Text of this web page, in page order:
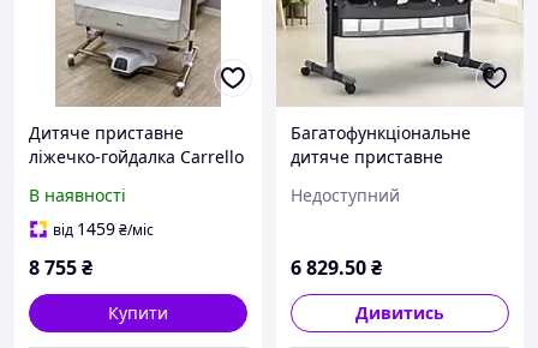
Дитяче приставне
ліжечко-гойдалка Carrello
Beige
В наявності
від 1459₴/міс
8 755₴
Купити
Багатофункціональне
дитяче приставне
пеленалним столиком
Недоступний
6 829.50₴
Дивитись